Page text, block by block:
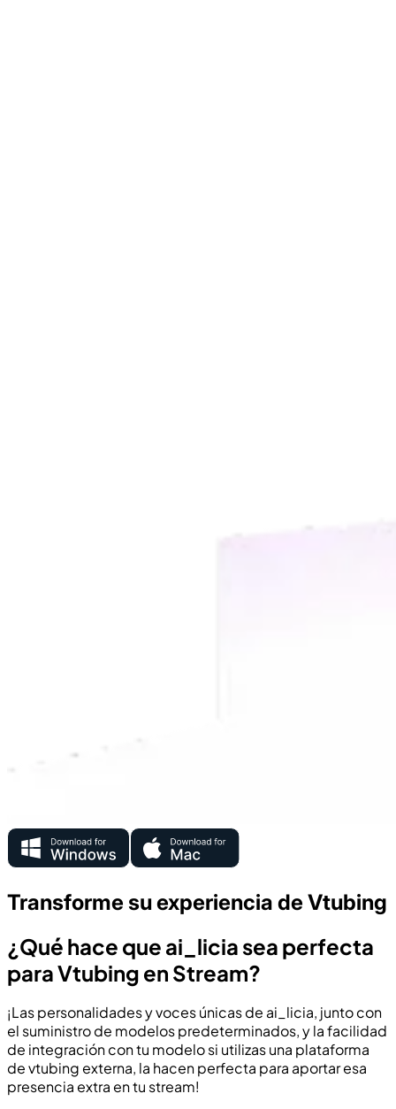
Transforme su experiencia de Vtubing
¿Qué hace que ai_licia sea perfecta
para Vtubing en Stream?
¡Las personalidades y voces únicas de ai_licia, junto con
el suministro de modelos predeterminados, y la facilidad
de integración con tu modelo si utilizas una plataforma
de vtubing externa, la hacen perfecta para aportar esa
presencia extra en tu stream!